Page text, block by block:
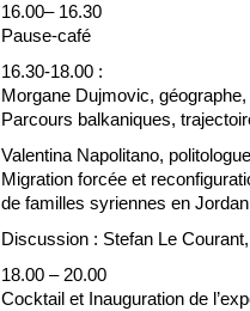
16.00– 16.30
Pause-café
16.30-18.00 :
Morgane Dujmovic,
Parcours balkaniques,
Valentina Napolitano,
Migration forcée et
de familles syriennes en
Discussion : Stefan Le
18.00 – 20.00
Cocktail et Inauguration de